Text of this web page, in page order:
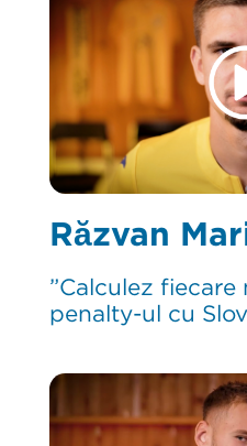
Răzvan
”Calculez fiecare
penalty-ul cu